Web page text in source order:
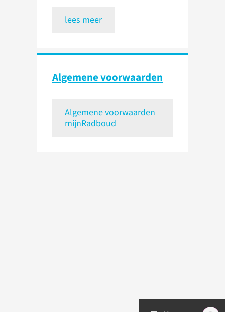
lees meer
Algemene voorwaarden
Algemene voorwaarden
mijnRadboud